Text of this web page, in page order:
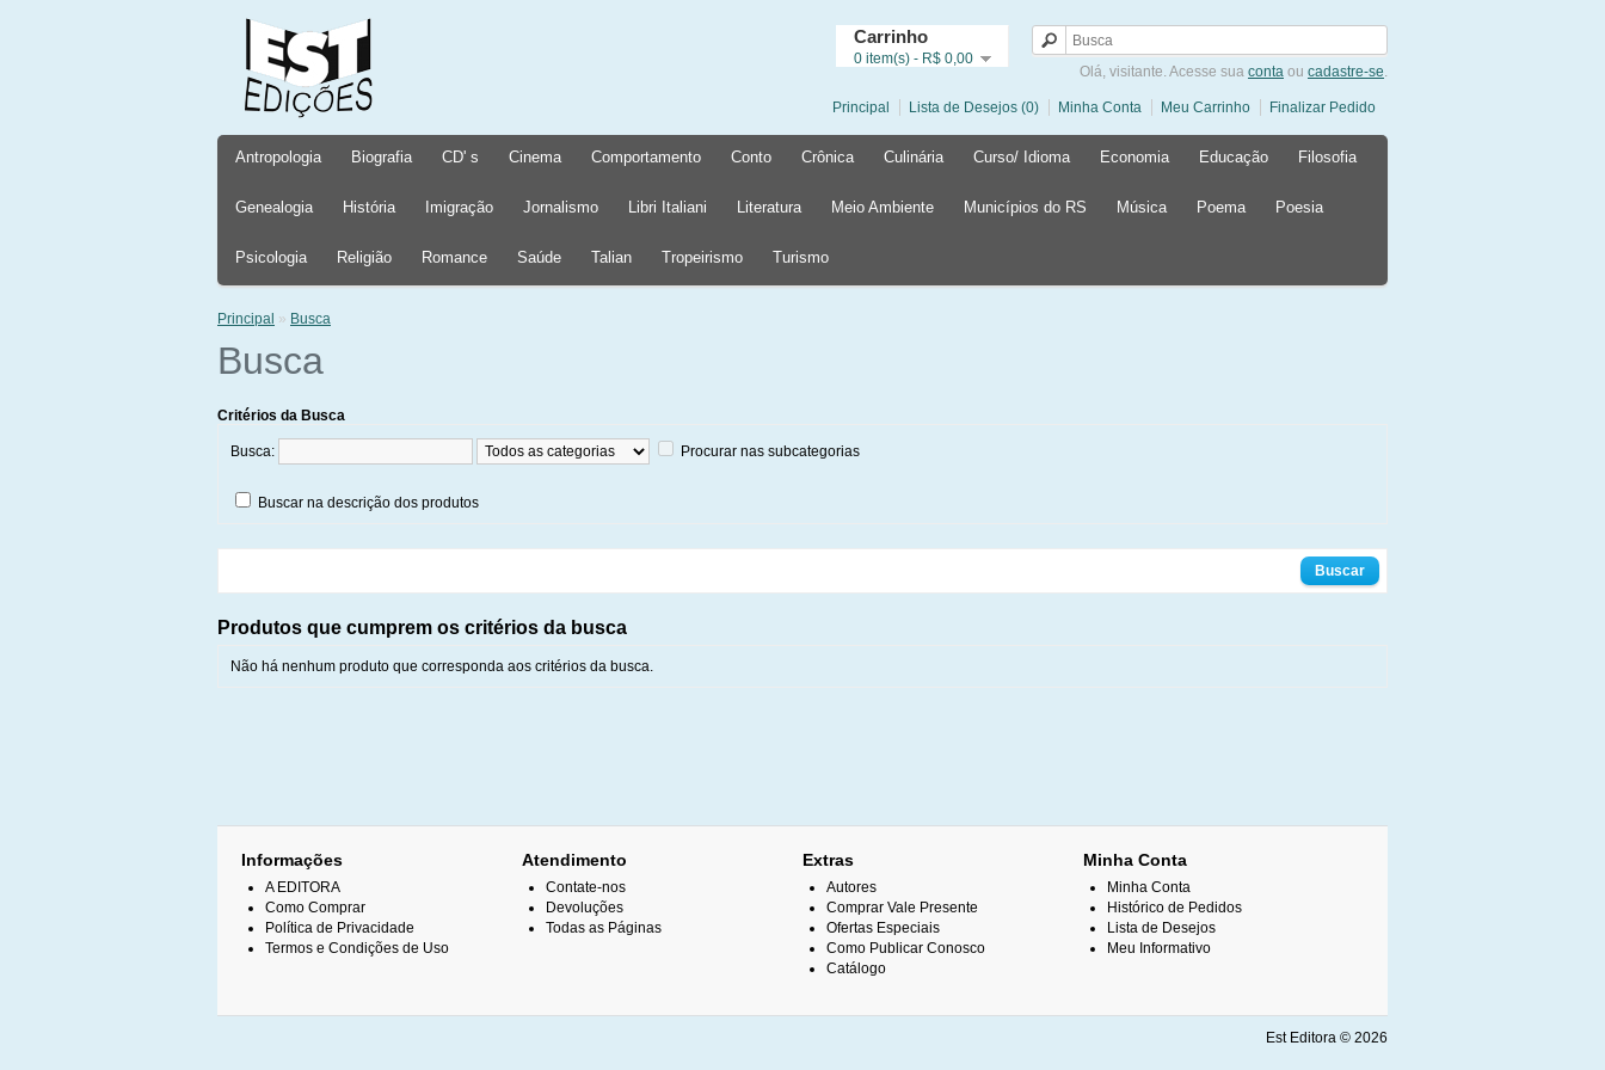
Carrinho
0 item(s) - R$ 0,00
Olá, visitante. Acesse sua conta ou cadastre-se.
Principal Lista de Desejos (0) Minha Conta Meu Carrinho Finalizar Pedido
Antropologia Biografia CD' s Cinema Comportamento Conto Crônica Culinária Curso/ Idioma Economia Educação Filosofia
Genealogia História Imigração Jornalismo Libri Italiani Literatura Meio Ambiente Municípios do RS Música Poema Poesia
Psicologia Religião Romance Saúde Talian Tropeirismo Turismo
Principal » Busca
Busca
Critérios da Busca
Busca: Procurar nas subcategorias
Buscar na descrição dos produtos
Produtos que cumprem os critérios da busca
Não há nenhum produto que corresponda aos critérios da busca.
Informações
A EDITORA
Como Comprar
Política de Privacidade
Termos e Condições de Uso
Atendimento
Contate-nos
Devoluções
Todas as Páginas
Extras
Autores
Comprar Vale Presente
Ofertas Especiais
Como Publicar Conosco
Catálogo
Minha Conta
Minha Conta
Histórico de Pedidos
Lista de Desejos
Meu Informativo
Est Editora © 2026